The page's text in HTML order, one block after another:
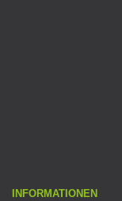
INFORMATIONEN